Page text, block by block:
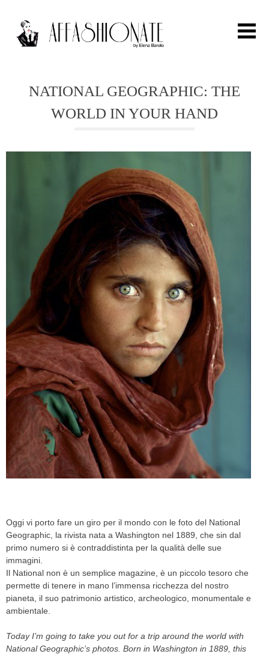
FASHION
OUTFIT
BEAUTY
PARTIES
CELEB
VIDEO
PRESS
CONTACT
ABOUT
ARCHIVES
CONTACT
HOME
NATIONAL GEOGRAPHIC: THE
WORLD IN YOUR HAND
Oggi vi porto fare un giro per il mondo con le foto del National
Geographic, la rivista nata a Washington nel 1889, che sin dal
primo numero si è contraddistinta per la qualità delle sue
immagini.
Il National non è un semplice magazine, è un piccolo tesoro che
permette di tenere in mano l’immensa ricchezza del nostro
pianeta, il suo patrimonio artistico, archeologico, monumentale e
ambientale.
Today I’m going to take you out for a trip around the world with
National Geographic’s photos. Born in Washington in 1889, this